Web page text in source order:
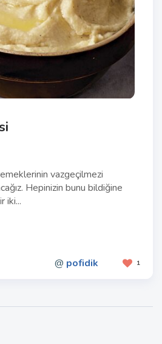
vazgeçilmezi
Hepinizin bunu bildiğine
iki...
1
@ pofidik